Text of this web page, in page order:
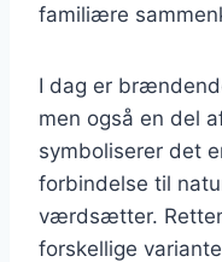
familiære
I dag er
men også en del
symboliserer det
forbindelse til
værdsætter.
forskellige